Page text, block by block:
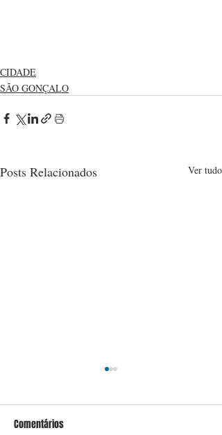
CIDADE
SÃO GONÇALO
Posts Relacionados Ver tudo
Comentários